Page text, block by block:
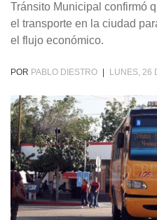
Tránsito Municipal confirmó
el transporte en la ciudad
el flujo económico.
POR PABLO DIESTRO LUNES, 26